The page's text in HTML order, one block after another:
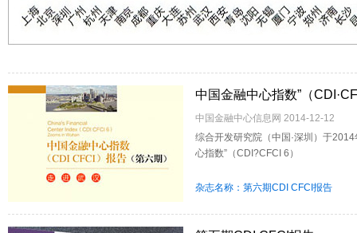
中国金融中心指数”（
中国金融中心信息网 2014-12-12
综合开发研究院（中国·深圳）于
心指数”（CDI?CFCI 6）
杂志名称：第六期CDI CFCI报告